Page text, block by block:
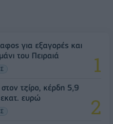
για εξαγορές και
του Πειραιά
τζίρο, κέρδη 5,9
ευρώ